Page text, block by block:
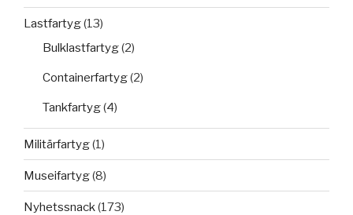
Lastfartyg(13)
Bulklastfartyg(2)
Containerfartyg(2)
Tankfartyg(4)
Militärfartyg(1)
Museifartyg(8)
Nyhetssnack(173)